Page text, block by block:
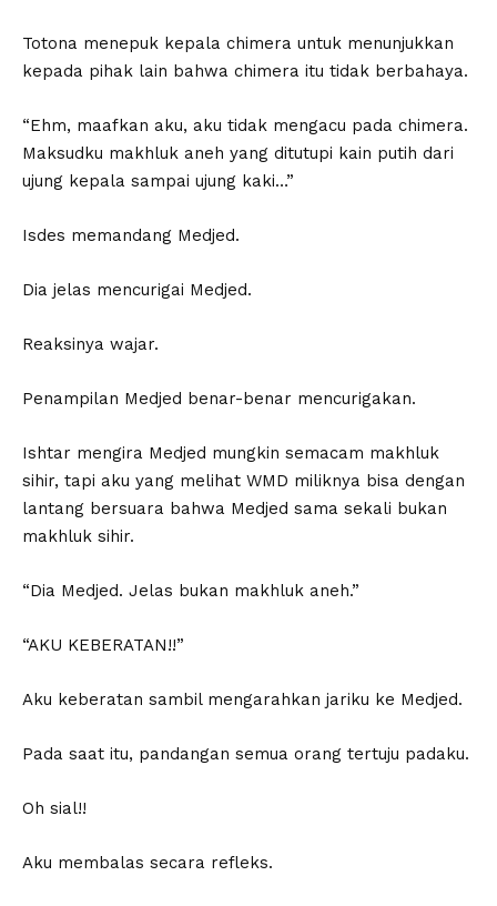
Totona menepuk kepala chimera untuk menunjukkan
kepada pihak lain bahwa chimera itu tidak berbahaya.
“Ehm, maafkan aku, aku tidak mengacu pada chimera.
Maksudku makhluk aneh yang ditutupi kain putih dari
ujung kepala sampai ujung kaki…”
Isdes memandang Medjed.
Dia jelas mencurigai Medjed.
Reaksinya wajar.
Penampilan Medjed benar-benar mencurigakan.
Ishtar mengira Medjed mungkin semacam makhluk
sihir, tapi aku yang melihat WMD miliknya bisa dengan
lantang bersuara bahwa Medjed sama sekali bukan
makhluk sihir.
“Dia Medjed. Jelas bukan makhluk aneh.”
“AKU KEBERATAN!!”
Aku keberatan sambil mengarahkan jariku ke Medjed.
Pada saat itu, pandangan semua orang tertuju padaku.
Oh sial!!
Aku membalas secara refleks.